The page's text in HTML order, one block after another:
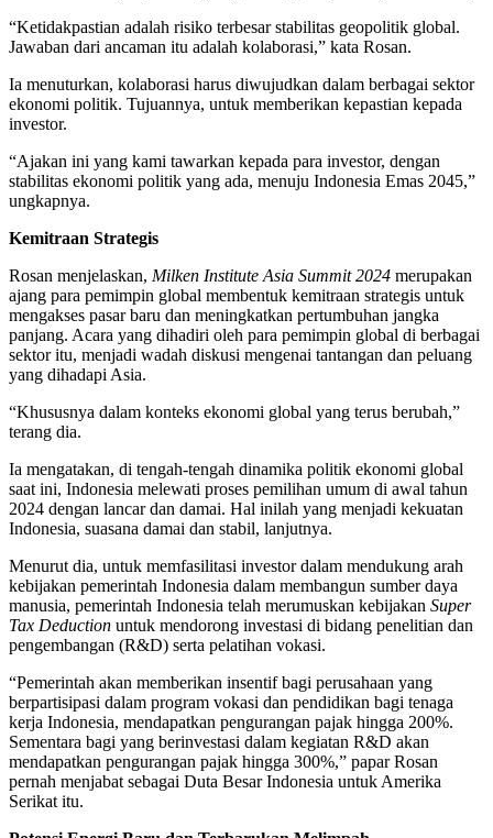
“Ketidakpastian adalah risiko terbesar stabilitas geopolitik global.
Jawaban dari ancaman itu adalah kolaborasi,” kata Rosan.
Ia menuturkan, kolaborasi harus diwujudkan dalam berbagai sektor
ekonomi politik. Tujuannya, untuk memberikan kepastian kepada
investor.
“Ajakan ini yang kami tawarkan kepada para investor, dengan
stabilitas ekonomi politik yang ada, menuju Indonesia Emas 2045,”
ungkapnya.
Kemitraan Strategis
Rosan menjelaskan, Milken Institute Asia Summit 2024 merupakan
ajang para pemimpin global membentuk kemitraan strategis untuk
mengakses pasar baru dan meningkatkan pertumbuhan jangka
panjang. Acara yang dihadiri oleh para pemimpin global di berbagai
sektor itu, menjadi wadah diskusi mengenai tantangan dan peluang
yang dihadapi Asia.
“Khususnya dalam konteks ekonomi global yang terus berubah,”
terang dia.
Ia mengatakan, di tengah-tengah dinamika politik ekonomi global
saat ini, Indonesia melewati proses pemilihan umum di awal tahun
2024 dengan lancar dan damai. Hal inilah yang menjadi kekuatan
Indonesia, suasana damai dan stabil, lanjutnya.
Menurut dia, untuk memfasilitasi investor dalam mendukung arah
kebijakan pemerintah Indonesia dalam membangun sumber daya
manusia, pemerintah Indonesia telah merumuskan kebijakan Super
Tax Deduction untuk mendorong investasi di bidang penelitian dan
pengembangan (R&D) serta pelatihan vokasi.
“Pemerintah akan memberikan insentif bagi perusahaan yang
berpartisipasi dalam program vokasi dan pendidikan bagi tenaga
kerja Indonesia, mendapatkan pengurangan pajak hingga 200%.
Sementara bagi yang berinvestasi dalam kegiatan R&D akan
mendapatkan pengurangan pajak hingga 300%,” papar Rosan
pernah menjabat sebagai Duta Besar Indonesia untuk Amerika
Serikat itu.